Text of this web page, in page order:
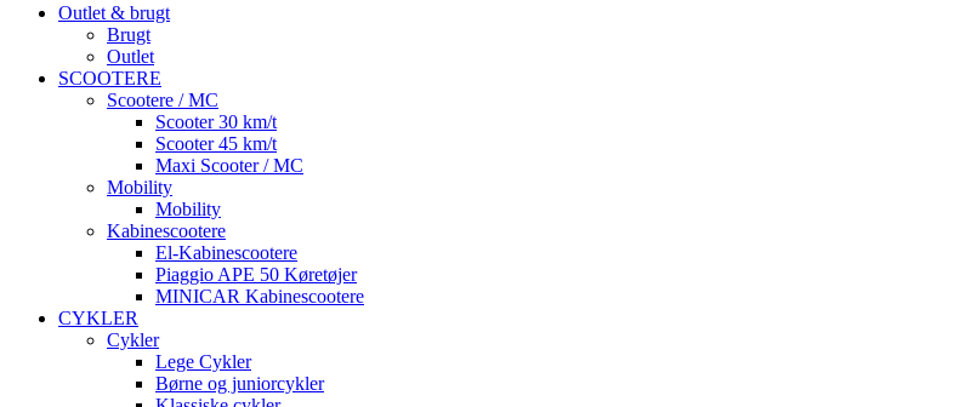
Outlet & brugt
Brugt
Outlet
SCOOTERE
Scootere / MC
Scooter 30 km/t
Scooter 45 km/t
Maxi Scooter / MC
Mobility
Mobility
Kabinescootere
El-Kabinescootere
Piaggio APE 50 Køretøjer
MINICAR Kabinescootere
CYKLER
Cykler
Lege Cykler
Børne og juniorcykler